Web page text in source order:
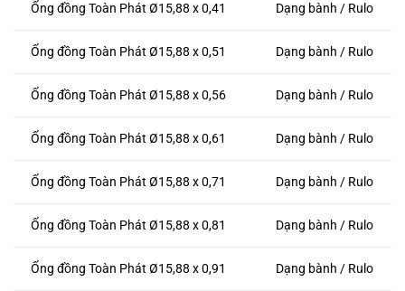
Ống đồng Toàn Phát Ø15,88 x 0,41 Dạng bành / Rulo
Ống đồng Toàn Phát Ø15,88 x 0,51 Dạng bành / Rulo
Ống đồng Toàn Phát Ø15,88 x 0,56 Dạng bành / Rulo
Ống đồng Toàn Phát Ø15,88 x 0,61 Dạng bành / Rulo
Ống đồng Toàn Phát Ø15,88 x 0,71 Dạng bành / Rulo
Ống đồng Toàn Phát Ø15,88 x 0,81 Dạng bành / Rulo
Ống đồng Toàn Phát Ø15,88 x 0,91 Dạng bành / Rulo